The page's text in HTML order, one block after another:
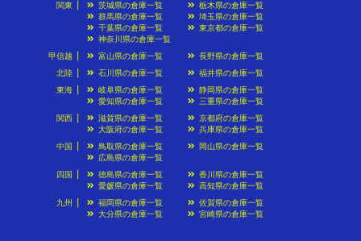
関東
茨城県の倉庫一覧
栃木県の倉庫一覧
群馬県の倉庫一覧
埼玉県の倉庫一覧
千葉県の倉庫一覧
東京都の倉庫一覧
神奈川県の倉庫一覧
甲信越
富山県の倉庫一覧
長野県の倉庫一覧
北陸
石川県の倉庫一覧
福井県の倉庫一覧
東海
岐阜県の倉庫一覧
静岡県の倉庫一覧
愛知県の倉庫一覧
三重県の倉庫一覧
関西
滋賀県の倉庫一覧
京都府の倉庫一覧
大阪府の倉庫一覧
兵庫県の倉庫一覧
中国
鳥取県の倉庫一覧
岡山県の倉庫一覧
広島県の倉庫一覧
四国
徳島県の倉庫一覧
香川県の倉庫一覧
愛媛県の倉庫一覧
高知県の倉庫一覧
九州
福岡県の倉庫一覧
佐賀県の倉庫一覧
大分県の倉庫一覧
宮崎県の倉庫一覧